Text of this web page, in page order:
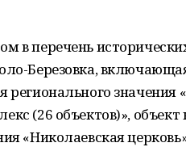
в перечень
Березовка,
регионального значения
(26 объектов)»,
«Николаевская